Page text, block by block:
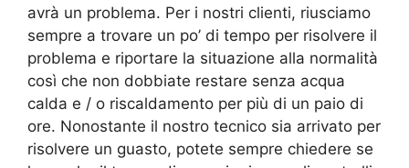
avrà un problema. Per i nostri clienti, riusciamo
sempre a trovare un po’ di tempo per risolvere il
problema e riportare la situazione alla normalità
così che non dobbiate restare senza acqua
calda e / o riscaldamento per più di un paio di
ore. Nonostante il nostro tecnico sia arrivato per
risolvere un guasto, potete sempre chiedere se